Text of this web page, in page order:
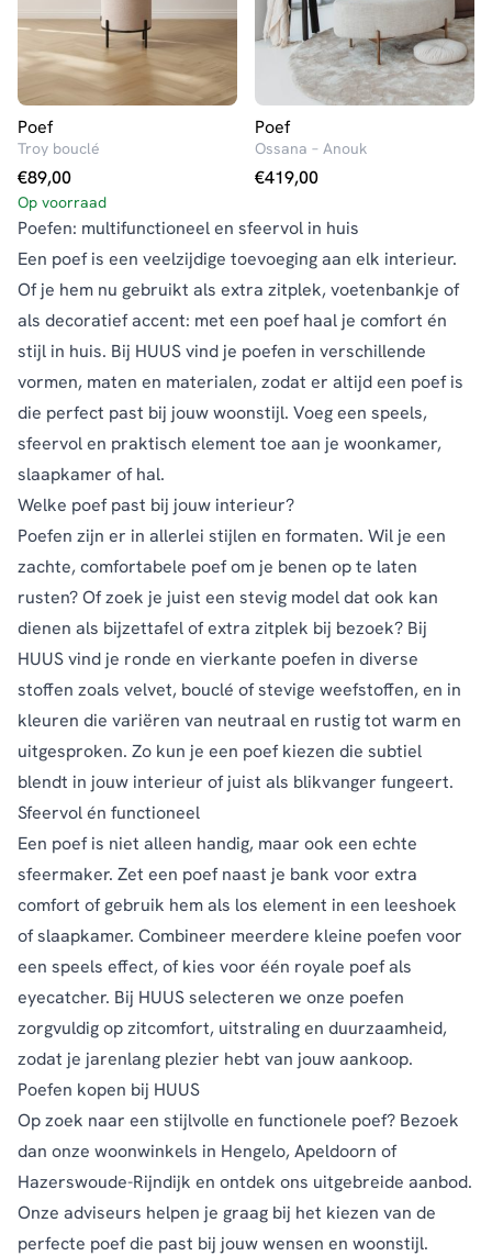
Poef
Troy bouclé
€89,00
Op voorraad
Poef
Ossana – Anouk
€419,00
Poefen: multifunctioneel en sfeervol in huis
Een poef is een veelzijdige toevoeging aan elk interieur.
Of je hem nu gebruikt als extra zitplek, voetenbankje of
als decoratief accent: met een poef haal je comfort én
stijl in huis. Bij HUUS vind je poefen in verschillende
vormen, maten en materialen, zodat er altijd een poef is
die perfect past bij jouw woonstijl. Voeg een speels,
sfeervol en praktisch element toe aan je woonkamer,
slaapkamer of hal.
Welke poef past bij jouw interieur?
Poefen zijn er in allerlei stijlen en formaten. Wil je een
zachte, comfortabele poef om je benen op te laten
rusten? Of zoek je juist een stevig model dat ook kan
dienen als bijzettafel of extra zitplek bij bezoek? Bij
HUUS vind je ronde en vierkante poefen in diverse
stoffen zoals velvet, bouclé of stevige weefstoffen, en in
kleuren die variëren van neutraal en rustig tot warm en
uitgesproken. Zo kun je een poef kiezen die subtiel
blendt in jouw interieur of juist als blikvanger fungeert.
Sfeervol én functioneel
Een poef is niet alleen handig, maar ook een echte
sfeermaker. Zet een poef naast je bank voor extra
comfort of gebruik hem als los element in een leeshoek
of slaapkamer. Combineer meerdere kleine poefen voor
een speels effect, of kies voor één royale poef als
eyecatcher. Bij HUUS selecteren we onze poefen
zorgvuldig op zitcomfort, uitstraling en duurzaamheid,
zodat je jarenlang plezier hebt van jouw aankoop.
Poefen kopen bij HUUS
Op zoek naar een stijlvolle en functionele poef? Bezoek
dan onze woonwinkels in Hengelo, Apeldoorn of
Hazerswoude-Rijndijk en ontdek ons uitgebreide aanbod.
Onze adviseurs helpen je graag bij het kiezen van de
perfecte poef die past bij jouw wensen en woonstijl.